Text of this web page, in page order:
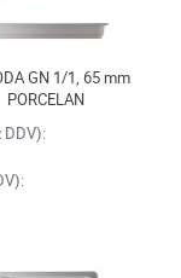
GN 1/1, 65 mm
PORCELAN
DDV):